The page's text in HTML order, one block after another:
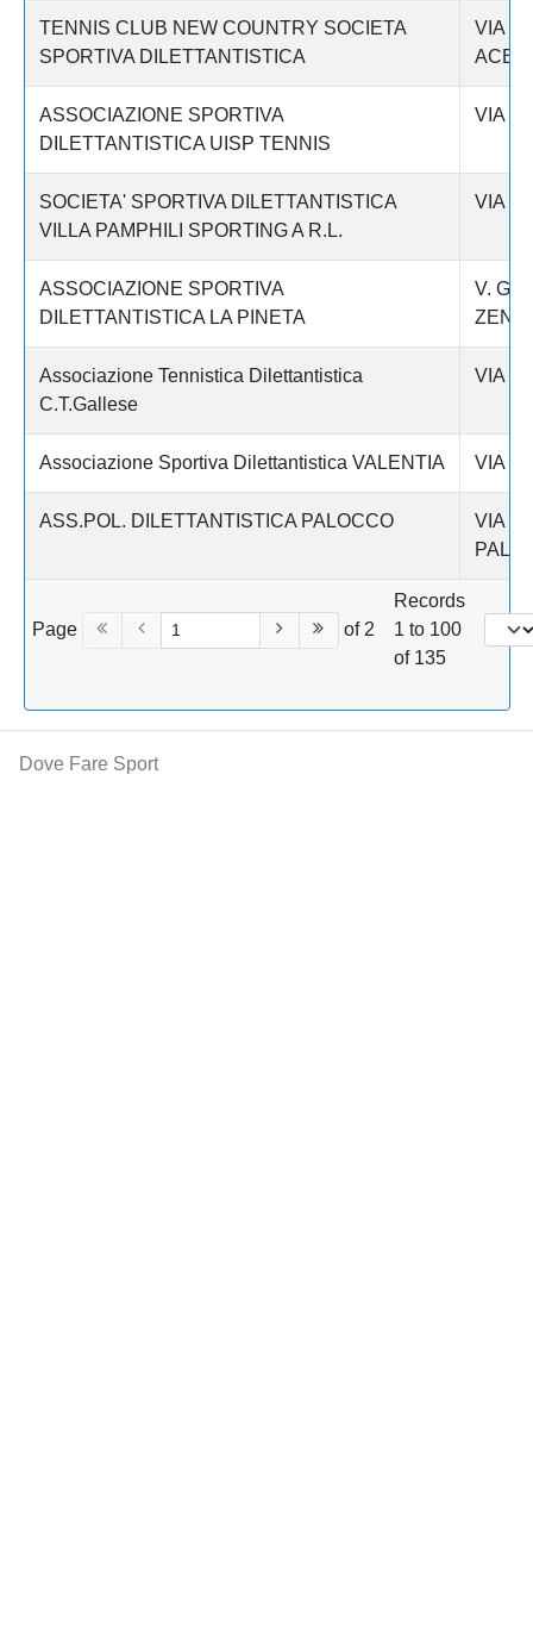
TENNIS CLUB NEW COUNTRY SOCIETA
SPORTIVA DILETTANTISTICA
VIA
ASSOCIAZIONE SPORTIVA
DILETTANTISTICA UISP TENNIS
VIA
SOCIETA' SPORTIVA DILETTANTISTICA
VILLA PAMPHILI SPORTING A R.L.
VIA
ASSOCIAZIONE SPORTIVA
DILETTANTISTICA LA PINETA
V.
Associazione Tennistica Dilettantistica
C.T.Gallese
VIA
Associazione Sportiva Dilettantistica VALENTIA VIA
ASS.POL. DILETTANTISTICA PALOCCO
VIA
Page of 2
Records
1 to 100
of 135
Dove Fare Sport